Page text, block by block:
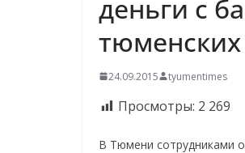
деньги с
24.09.2015 tyumentimes
Просмотры: 2 269
В Тюмени сотрудниками